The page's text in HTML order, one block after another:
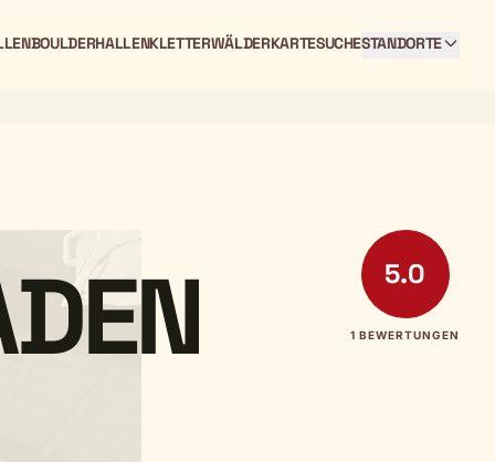
BOULDERHALLENKLETTERWÄLDERKARTESUCHESTANDORTE
5.0
1 BEWERTUNGEN